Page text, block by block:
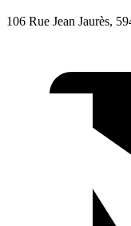
106 Rue Jean Jaurès,